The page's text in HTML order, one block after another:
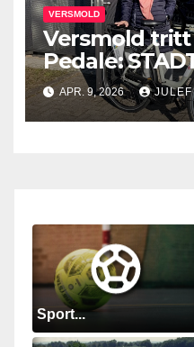
VERSMOLD
Versmold
Pedale:
startet durch
APR. 9, 2026 JULEF
Sport...